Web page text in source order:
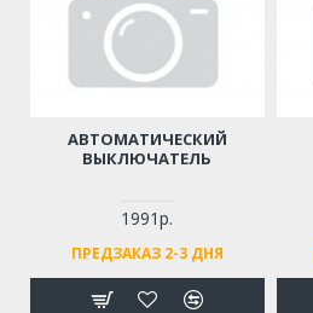
АВТОМАТИЧЕСКИЙ
ВЫКЛЮЧАТЕЛЬ
1991р.
ПРЕДЗАКАЗ 2-3 ДНЯ